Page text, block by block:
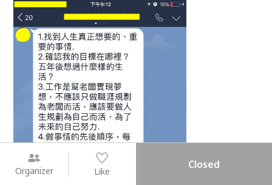
Organizer Like
Closed